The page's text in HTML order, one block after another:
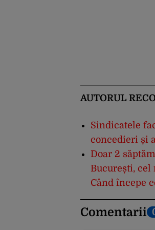
AUTORUL
Sindicatele
concedieri și
Doar 2
București, cel
Când începe
Comentarii